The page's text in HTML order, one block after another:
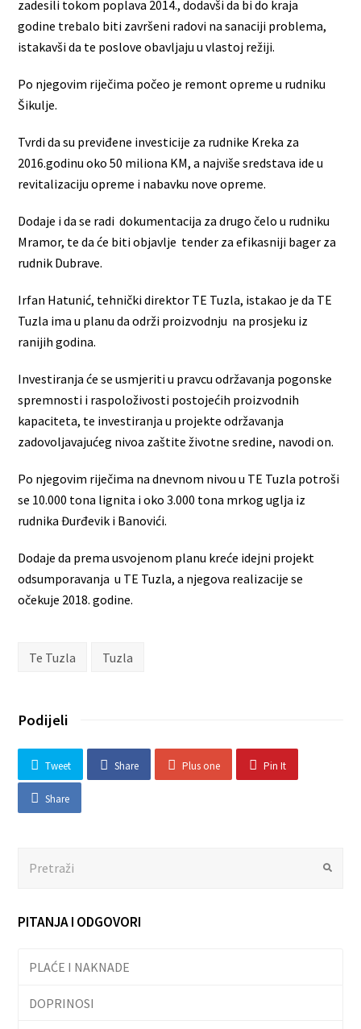
zadesili tokom poplava 2014., dodavši da bi do kraja
godine trebalo biti završeni radovi na sanaciji problema,
istakavši da te poslove obavljaju u vlastoj režiji.
Po njegovim riječima počeo je remont opreme u rudniku
Šikulje.
Tvrdi da su previđene investicije za rudnike Kreka za
2016.godinu oko 50 miliona KM, a najviše sredstava ide u
revitalizaciju opreme i nabavku nove opreme.
Dodaje i da se radi dokumentacija za drugo čelo u rudniku
Mramor, te da će biti objavlje tender za efikasniji bager za
rudnik Dubrave.
Irfan Hatunić, tehnički direktor TE Tuzla, istakao je da TE
Tuzla ima u planu da održi proizvodnju na prosjeku iz
ranijih godina.
Investiranja će se usmjeriti u pravcu održavanja pogonske
spremnosti i raspoloživosti postojećih proizvodnih
kapaciteta, te investiranja u projekte održavanja
zadovoljavajućeg nivoa zaštite životne sredine, navodi on.
Po njegovim riječima na dnevnom nivou u TE Tuzla potroši
se 10.000 tona lignita i oko 3.000 tona mrkog uglja iz
rudnika Đurđevik i Banovići.
Dodaje da prema usvojenom planu kreće idejni projekt
odsumporavanja u TE Tuzla, a njegova realizacije se
očekuje 2018. godine.
Te Tuzla Tuzla
Podijeli
Tweet Share Plus one Pin It
Share
Submit
PITANJA I ODGOVORI
PLAĆE I NAKNADE
DOPRINOSI